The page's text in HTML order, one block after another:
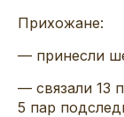
Прихожане:
— принесли
— связали 13
5 пар